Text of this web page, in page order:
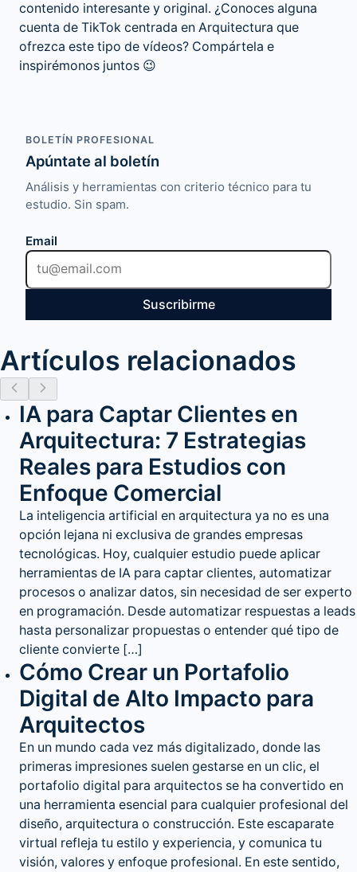
contenido interesante y original. ¿Conoces alguna
cuenta de TikTok centrada en Arquitectura que
ofrezca este tipo de vídeos? Compártela e
inspirémonos juntos 😉
BOLETÍN PROFESIONAL
Apúntate al boletín
Análisis y herramientas con criterio técnico para tu
estudio. Sin spam.
Email
Suscribirme
Artículos relacionados
IA para Captar Clientes en
Arquitectura: 7 Estrategias
Reales para Estudios con
Enfoque Comercial
La inteligencia artificial en arquitectura ya no es una
opción lejana ni exclusiva de grandes empresas
tecnológicas. Hoy, cualquier estudio puede aplicar
herramientas de IA para captar clientes, automatizar
procesos o analizar datos, sin necesidad de ser experto
en programación. Desde automatizar respuestas a leads
hasta personalizar propuestas o entender qué tipo de
cliente convierte […]
Cómo Crear un Portafolio
Digital de Alto Impacto para
Arquitectos
En un mundo cada vez más digitalizado, donde las
primeras impresiones suelen gestarse en un clic, el
portafolio digital para arquitectos se ha convertido en
una herramienta esencial para cualquier profesional del
diseño, arquitectura o construcción. Este escaparate
virtual refleja tu estilo y experiencia, y comunica tu
visión, valores y enfoque profesional. En este sentido,